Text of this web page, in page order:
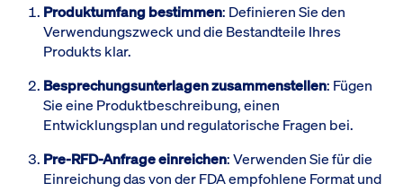
Produktumfang bestimmen: Definieren Sie den
Verwendungszweck und die Bestandteile Ihres
Produkts klar.
Besprechungsunterlagen zusammenstellen: Fügen
Sie eine Produktbeschreibung, einen
Entwicklungsplan und regulatorische Fragen bei.
Pre-RFD-Anfrage einreichen: Verwenden Sie für die
Einreichung das von der FDA empfohlene Format und